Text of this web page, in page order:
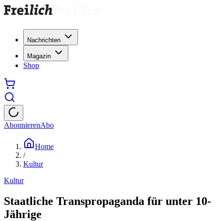
Nachrichten
Magazin
Shop
AbonnierenAbo
Home
/
Kultur
Kultur
Staatliche Transpropaganda für unter 10-
Jährige